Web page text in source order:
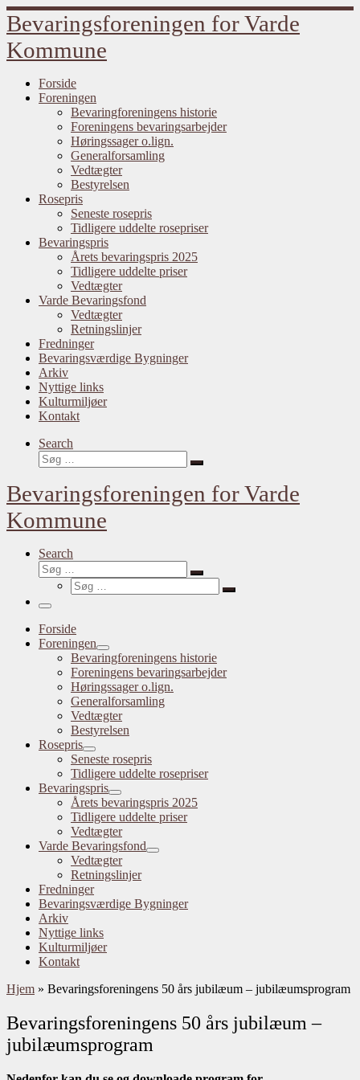
Fortsæt
til
indhold
Bevaringsforeningen for Varde
Kommune
Forside
Foreningen
Bevaringforeningens historie
Foreningens bevaringsarbejder
Høringssager o.lign.
Generalforsamling
Vedtægter
Bestyrelsen
Rosepris
Seneste rosepris
Tidligere uddelte rosepriser
Bevaringspris
Årets bevaringspris 2025
Tidligere uddelte priser
Vedtægter
Varde Bevaringsfond
Vedtægter
Retningslinjer
Fredninger
Bevaringsværdige Bygninger
Arkiv
Nyttige links
Kulturmiljøer
Kontakt
Search
Søg
Søg
Bevaringsforeningen for Varde
Kommune
Search
Søg
Søg
Søg
Søg
Menu
Forside
Foreningen
Bevaringforeningens historie
Foreningens bevaringsarbejder
Høringssager o.lign.
Generalforsamling
Vedtægter
Bestyrelsen
Rosepris
Seneste rosepris
Tidligere uddelte rosepriser
Bevaringspris
Årets bevaringspris 2025
Tidligere uddelte priser
Vedtægter
Varde Bevaringsfond
Vedtægter
Retningslinjer
Fredninger
Bevaringsværdige Bygninger
Arkiv
Nyttige links
Kulturmiljøer
Kontakt
Hjem » Bevaringsforeningens 50 års jubilæum – jubilæumsprogram
Bevaringsforeningens 50 års jubilæum –
jubilæumsprogram